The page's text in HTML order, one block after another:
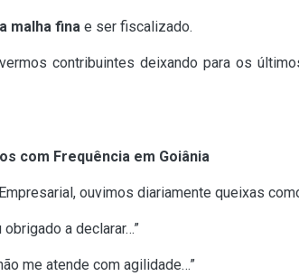
malha fina e ser fiscalizado.
contribuintes deixando para os
com Frequência em Goiânia
ouvimos diariamente queixas
a declarar…”
me atende com agilidade…”